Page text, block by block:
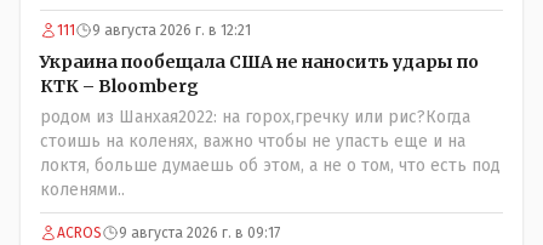
к Трампу. Ну и западные страны тем более, которые
предоставляли Зеленскому убежище, чтоб он бежал и
которые развернулись потом на 180 или 360 градусов,
посмотрев на того, как он не сдался, но ты же там сам
живешь и многое знаешь о тех, на кого работаешь.. Это
просто прагматизм и ничего личного. Победим мы, они
встанут под нас и наоборот и все это понимают..
111 9 августа 2026 г. в 12:21
Украина пообещала США не наносить удары по
КТК – Bloomberg
родом из Шанхая2022: на горох,гречку или рис?Когда
стоишь на коленях, важно чтобы не упасть еще и на
локтя, больше думаешь об этом, а не о том, что есть под
коленями..
ACROS 9 августа 2026 г. в 09:17